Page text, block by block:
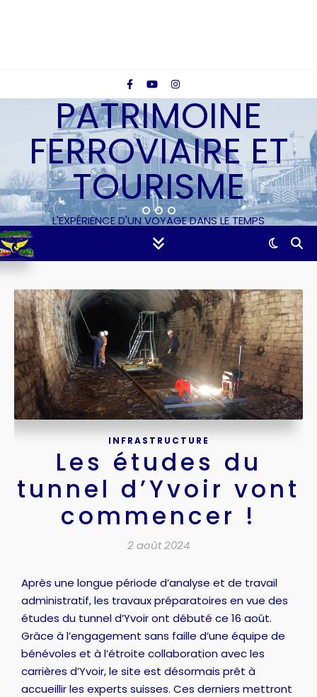
PATRIMOINE
FERROVIAIRE ET
TOURISME
L'EXPÉRIENCE D'UN VOYAGE DANS LE TEMPS
INFRASTRUCTURE
Les études du
tunnel d’Yvoir vont
commencer !
2 août 2024
Après une longue période d’analyse et de travail
administratif, les travaux préparatoires en vue des
études du tunnel d’Yvoir ont débuté ce 16 août.
Grâce à l’engagement sans faille d’une équipe de
bénévoles et à l’étroite collaboration avec les
carrières d’Yvoir, le site est désormais prêt à
accueillir les experts suisses. Ces derniers mettront